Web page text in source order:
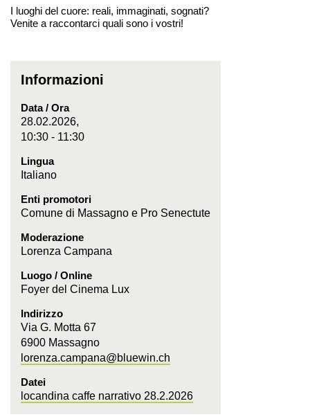
I luoghi del cuore: reali, immaginati, sognati?
Venite a raccontarci quali sono i vostri!
Informazioni
Data / Ora
28.02.2026,
10:30 - 11:30
Lingua
Italiano
Enti promotori
Comune di Massagno e Pro Senectute
Moderazione
Lorenza Campana
Luogo / Online
Foyer del Cinema Lux
Indirizzo
Via G. Motta 67
6900 Massagno
lorenza.campana@bluewin.ch
Datei
locandina caffe narrativo 28.2.2026